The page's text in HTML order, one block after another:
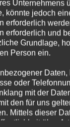
oder Kork.
Gestaltung
und optimale
individuellen
berät sie
Unternehmens
könnte jedoch
erforderlich
erforderlich und
Grundlage,
Person ein.
oder
mit der
den für uns
Mittels dieser
über